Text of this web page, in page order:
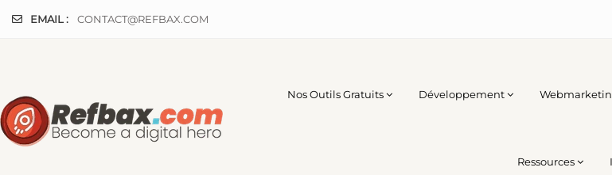
EMAIL : CONTACT@REFBAX.COM
Nos Outils Gratuits Développement
Ressources